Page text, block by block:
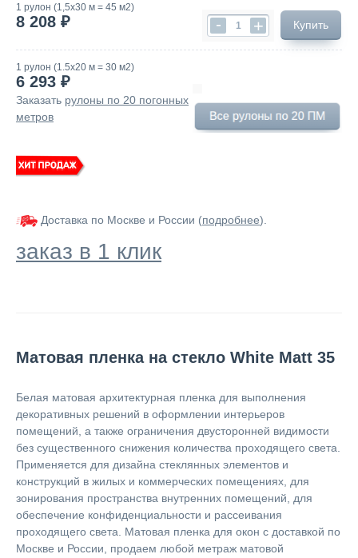
1 рулон (1,5х30 м = 45 м2)
8 208 ₽ - + Купить
1 рулон (1.5х20 м = 30 м2)
6 293 ₽
Заказать рулоны по 20 погонных
метров
Доставка по Москве и России (подробнее).
заказ в 1 клик
Матовая пленка на стекло White Matt 35
Белая матовая архитектурная пленка для выполнения
декоративных решений в оформлении интерьеров
помещений, а также ограничения двусторонней видимости
без существенного снижения количества проходящего света.
Применяется для дизайна стеклянных элементов и
конструкций в жилых и коммерческих помещениях, для
зонирования пространства внутренних помещений, для
обеспечение конфиденциальности и рассеивания
проходящего света. Матовая пленка для окон с доставкой по
Москве и России, продаем любой метраж матовой